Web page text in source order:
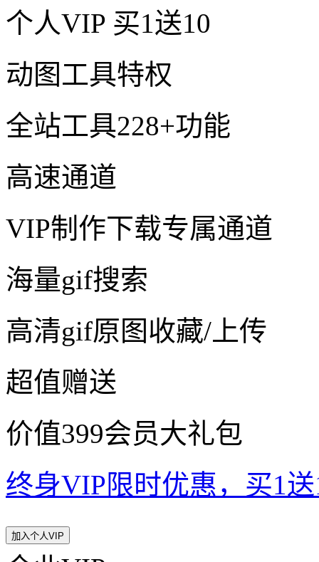
个人VIP 买1送10
动图工具特权
全站工具228+功能
高速通道
VIP制作下载专属通道
海量gif搜索
高清gif原图收藏/上传
超值赠送
价值399会员大礼包
终身VIP限时优惠，买1
加入个人VIP